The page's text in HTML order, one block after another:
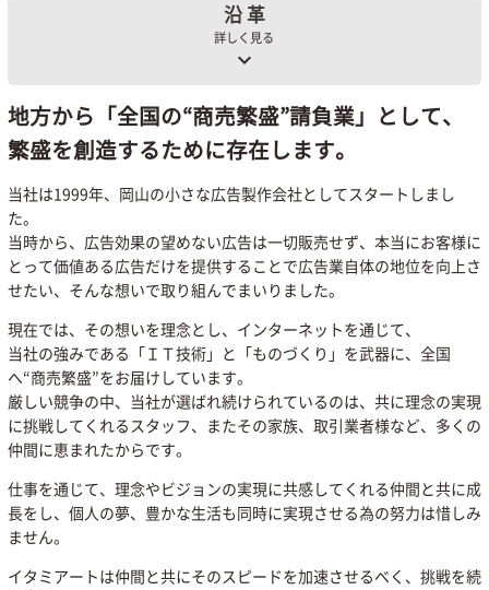
沿 革
詳しく見る
keyboard_arrow_down
地方から「全国の“商売繁盛”請負業」として、
繁盛を創造するために存在します。
当社は1999年、岡山の小さな広告製作会社としてスタートしまし
た。
当時から、広告効果の望めない広告は一切販売せず、本当にお客様に
とって価値ある広告だけを提供することで広告業自体の地位を向上さ
せたい、そんな想いで取り組んでまいりました。
現在では、その想いを理念とし、インターネットを通じて、
当社の強みである「ＩＴ技術」と「ものづくり」を武器に、全国
へ“商売繁盛”をお届けしています。
厳しい競争の中、当社が選ばれ続けられているのは、共に理念の実現
に挑戦してくれるスタッフ、またその家族、取引業者様など、多くの
仲間に恵まれたからです。
仕事を通じて、理念やビジョンの実現に共感してくれる仲間と共に成
長をし、個人の夢、豊かな生活も同時に実現させる為の努力は惜しみ
ません。
イタミアートは仲間と共にそのスピードを加速させるべく、挑戦を続